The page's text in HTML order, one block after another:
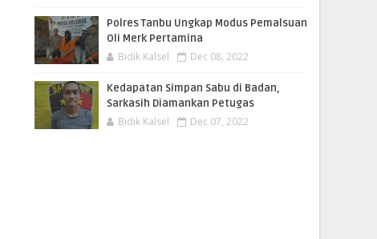
Polres Tanbu Ungkap Modus Pemalsuan
Oli Merk Pertamina
Bidik Kalsel Dec 08, 2022
Kedapatan Simpan Sabu di Badan,
Sarkasih Diamankan Petugas
Bidik Kalsel Dec 07, 2022